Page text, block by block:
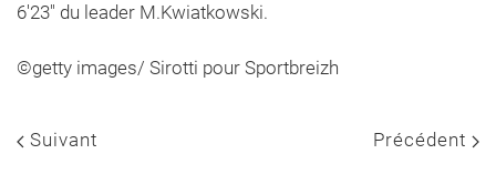
6'23" du leader M.Kwiatkowski.
©getty images/ Sirotti pour Sportbreizh
Suivant Précédent